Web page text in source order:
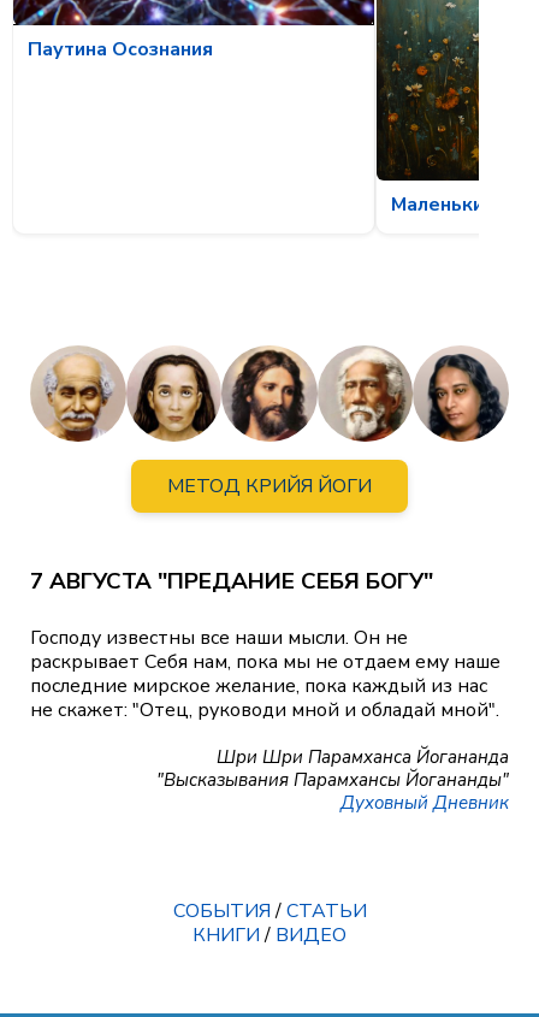
Паутина Осознания
Маленькие
МЕТОД КРИЙЯ ЙОГИ
7 АВГУСТА "ПРЕДАНИЕ СЕБЯ БОГУ"
Господу известны все наши мысли. Он не
раскрывает Себя нам, пока мы не отдаем ему наше
последние мирское желание, пока каждый из нас
не скажет: "Отец, руководи мной и обладай мной".
Шри Шри Парамханса Йогананда
"Высказывания Парамхансы Йогананды"
Духовный Дневник
СОБЫТИЯ/СТАТЬИ
КНИГИ/ ВИДЕО